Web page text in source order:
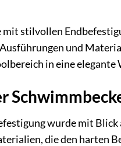
stilvollen
und
in eine
wurde mit
die den harten